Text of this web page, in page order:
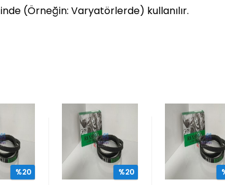
(Örneğin: Varyatörlerde) kullanılır.
%20 %20